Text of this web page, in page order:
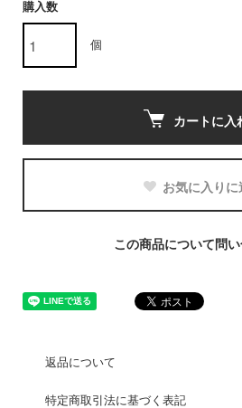
購入数
個
カートに入
お気に入りに
この商品について問
返品について
特定商取引法に基づく表記